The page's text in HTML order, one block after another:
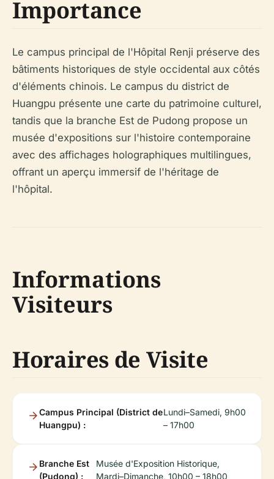
Importance
Le campus principal de l'Hôpital Renji préserve des
bâtiments historiques de style occidental aux côtés
d'éléments chinois. Le campus du district de
Huangpu présente une carte du patrimoine culturel,
tandis que la branche Est de Pudong propose un
musée d'expositions sur l'histoire contemporaine
avec des affichages holographiques multilingues,
offrant un aperçu immersif de l'héritage de
l'hôpital.
Informations
Visiteurs
Horaires de Visite
Campus Principal (District de
Huangpu) :
Lundi–Samedi, 9h00
– 17h00
Branche Est
(Pudong) :
Musée d'Exposition Historique,
Mardi–Dimanche, 10h00 – 18h00